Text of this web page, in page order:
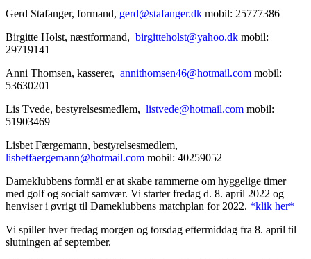
Gerd Stafanger, formand, gerd@stafanger.dk mobil: 25777386
Birgitte Holst, næstformand, birgitteholst@yahoo.dk mobil:
29719141
Anni Thomsen, kasserer, annithomsen46@hotmail.com mobil:
53630201
Lis Tvede, bestyrelsesmedlem, listvede@hotmail.com mobil:
51903469
Lisbet Færgemann, bestyrelsesmedlem,
lisbetfaergemann@hotmail.com mobil: 40259052
Dameklubbens formål er at skabe rammerne om hyggelige timer
med golf og socialt samvær. Vi starter fredag d. 8. april 2022 og
henviser i øvrigt til Dameklubbens matchplan for 2022. *klik her*
Vi spiller hver fredag morgen og torsdag eftermiddag fra 8. april til
slutningen af september.